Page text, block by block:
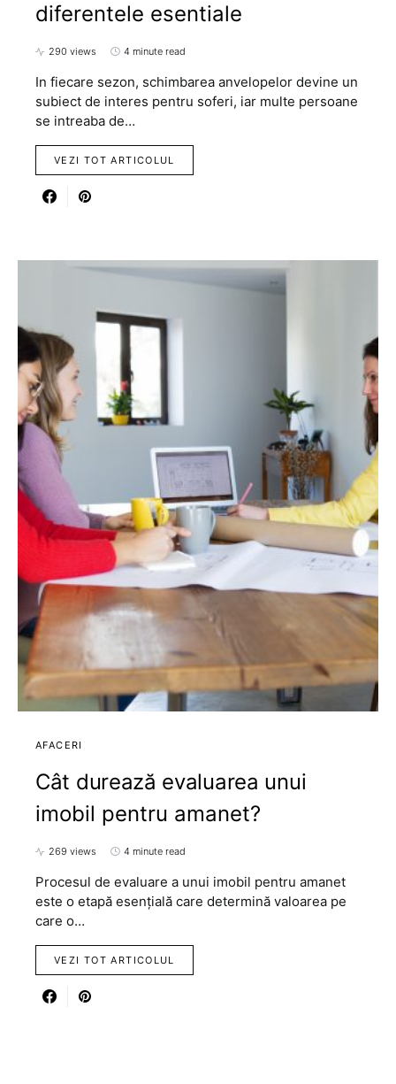
diferentele esentiale
290 views 4 minute read
In fiecare sezon, schimbarea anvelopelor devine un
subiect de interes pentru soferi, iar multe persoane
se intreaba de…
VEZI TOT ARTICOLUL
AFACERI
Cât durează evaluarea unui
imobil pentru amanet?
269 views 4 minute read
Procesul de evaluare a unui imobil pentru amanet
este o etapă esențială care determină valoarea pe
care o…
VEZI TOT ARTICOLUL